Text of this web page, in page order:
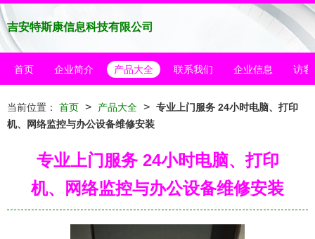
吉安特斯康信息科技有限公司
首页 企业简介 产品大全 联系我们 企业信息 访客
当前位置： 首页 > 产品大全 > 专业上门服务 24小时电脑、打印
机、网络监控与办公设备维修安装
专业上门服务 24小时电脑、打印
机、网络监控与办公设备维修安装